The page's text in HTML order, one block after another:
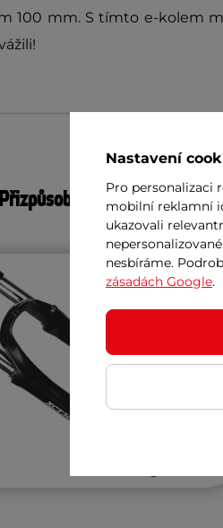
100 mm. S tímto e-kolem
Přizpůsobivá vidlice
Nastavení
Pro personalizaci
mobilní reklamní
ukazovali
nesbíráme.
zásadách Google.